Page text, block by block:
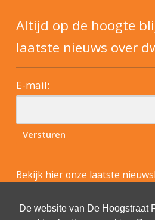
De website van De Hoogstraat
Altijd op de hoogte
laatste nieuws over
E-mail:
Bekijk hier onze laatste